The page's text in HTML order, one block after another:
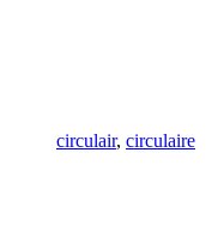
circulair, circulaire